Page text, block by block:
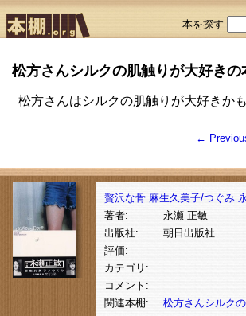
本を探す
松方さんシルクの肌触りが大好きの
松方さんはシルクの肌触りが大好きか
←
贅沢な骨 麻生久美子/つぐみ
著者:
永瀬 正敏
出版社:
朝日出版社
評価:
カテゴリ:
コメント:
関連本棚:
松方さんシルク